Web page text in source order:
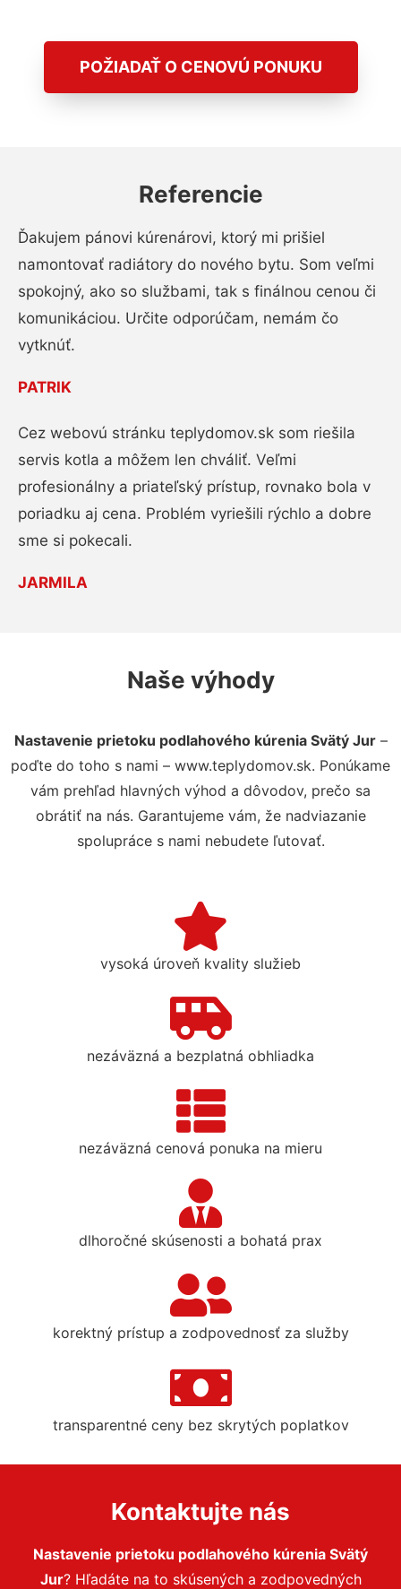
POŽIADAŤ O CENOVÚ PONUKU
Referencie
Ďakujem pánovi kúrenárovi, ktorý mi prišiel
namontovať radiátory do nového bytu. Som veľmi
spokojný, ako so službami, tak s finálnou cenou či
komunikáciou. Určite odporúčam, nemám čo
vytknúť.
PATRIK
Cez webovú stránku teplydomov.sk som riešila
servis kotla a môžem len chváliť. Veľmi
profesionálny a priateľský prístup, rovnako bola v
poriadku aj cena. Problém vyriešili rýchlo a dobre
sme si pokecali.
JARMILA
Naše výhody
Nastavenie prietoku podlahového kúrenia Svätý Jur–
poďte do toho s nami – www.teplydomov.sk. Ponúkame
vám prehľad hlavných výhod a dôvodov, prečo sa
obrátiť na nás. Garantujeme vám, že nadviazanie
spolupráce s nami nebudete ľutovať.
vysoká úroveň kvality služieb
nezáväzná a bezplatná obhliadka
nezáväzná cenová ponuka na mieru
dlhoročné skúsenosti a bohatá prax
korektný prístup a zodpovednosť za služby
transparentné ceny bez skrytých poplatkov
Kontaktujte nás
Nastavenie prietoku podlahového kúrenia Svätý
Jur? Hľadáte na to skúsených a zodpovedných